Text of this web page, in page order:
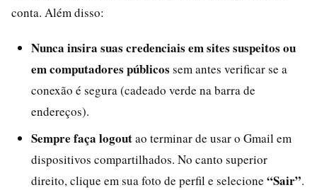
conta. Além disso:
Nunca insira suas credenciais em sites suspeitos ou
em computadores públicos sem antes verificar se a
conexão é segura (cadeado verde na barra de
endereços).
Sempre faça logoutao terminar de usar o Gmail em
dispositivos compartilhados. No canto superior
direito, clique em sua foto de perfil e selecione “Sair”.